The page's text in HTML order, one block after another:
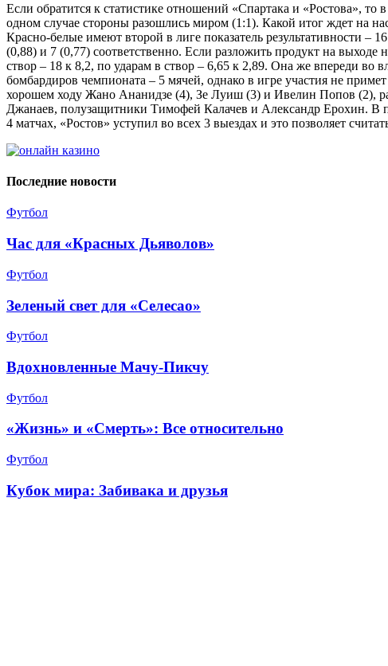
Если обратится к статистике отношений «Спартака и «Ростова»,
одном случае стороны разошлись миром (1:1). Какой итог ждет на
Красно-белые имеют второй в лиге показатель результативности –
(0,88) и 7 (0,77) соответственно. Если разложить продукт на
створ – 18 к 8,2, по ударам в створ – 6,65 к 2,89. Она же впереди
бомбардиров чемпионата – 5 мячей, однако в игре участия не
хорошем ходу Жано Ананидзе (4), Зе Луиш (3) и Ивелин Попов (2),
Джанаев, полузащитники Тимофей Калачев и Александр Ерохин. В
4 матчах, «Ростов» уступил во всех 3 выездах и это позволяет
Последние новости
Футбол
Час для «Красных Дьяволов»
Футбол
Зеленый свет для «Селесао»
Футбол
Вдохновленные Мачу-Пикчу
Футбол
«Жизнь» и «Смерть»: Все относительно
Футбол
Кубок мира: Забивака и друзья